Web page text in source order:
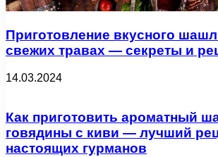
Приготовление вкусного
свежих травах — секреты и
14.03.2024
Как приготовить ароматный
говядины с киви — лучший
настоящих гурманов